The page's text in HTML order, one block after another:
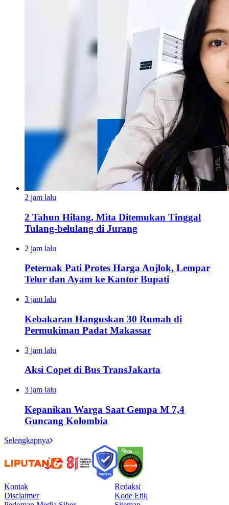
2 jam lalu
2 Tahun Hilang, Mita Ditemukan Tinggal
Tulang-belulang di Jurang
2 jam lalu
Peternak Pati Protes Harga Anjlok, Lempar
Telur dan Ayam ke Kantor Bupati
3 jam lalu
Kebakaran Hanguskan 30 Rumah di
Permukiman Padat Makassar
3 jam lalu
Aksi Copet di Bus TransJakarta
3 jam lalu
Kepanikan Warga Saat Gempa M 7,4
Guncang Kolombia
Selengkapnya
Kontak
Redaksi
Disclaimer
Kode Etik